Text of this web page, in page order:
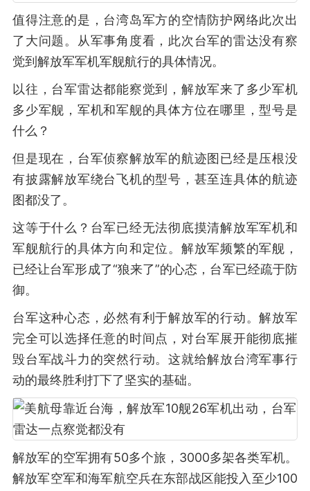
值得注意的是，台湾岛军方的空情防护网络此次出
了大问题。从军事角度看，此次台军的雷达没有察
觉到解放军军机军舰航行的具体情况。
以往，台军雷达都能察觉到，解放军来了多少军机
多少军舰，军机和军舰的具体方位在哪里，型号是
什么？
但是现在，台军侦察解放军的航迹图已经是压根没
有披露解放军绕台飞机的型号，甚至连具体的航迹
图都没了。
这等于什么？台军已经无法彻底摸清解放军军机和
军舰航行的具体方向和定位。解放军频繁的军舰，
已经让台军形成了“狼来了”的心态，台军已经疏于防
御。
台军这种心态，必然有利于解放军的行动。解放军
完全可以选择任意的时间点，对台军展开能彻底摧
毁台军战斗力的突然行动。这就给解放台湾军事行
动的最终胜利打下了坚实的基础。
解放军的空军拥有50多个旅，3000多架各类军机。
解放军空军和海军航空兵在东部战区能投入至少100